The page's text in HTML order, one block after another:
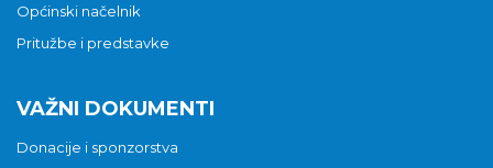
Općinski načelnik
Pritužbe i predstavke
VAŽNI DOKUMENTI
Donacije i sponzorstva